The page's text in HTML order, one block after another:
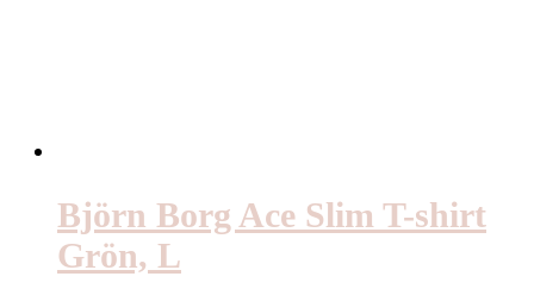
Björn Borg Ace Slim T-shirt
Grön, L